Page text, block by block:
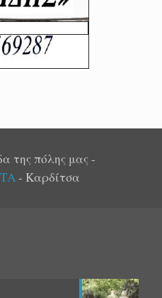
της πόλης μας -
- Καρδίτσα